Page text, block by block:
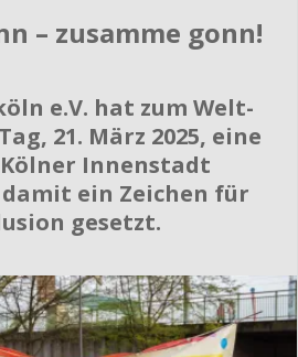
– zusamme gonn!
e.V. hat zum Welt-
21. März 2025, eine
Innenstadt
ein Zeichen für
gesetzt.